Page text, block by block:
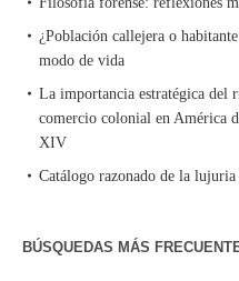
¿Población callejera o
modo de vida
La importancia estratégica del
comercio colonial en América
XIV
Catálogo razonado de la lujuria
BÚSQUEDAS MÁS